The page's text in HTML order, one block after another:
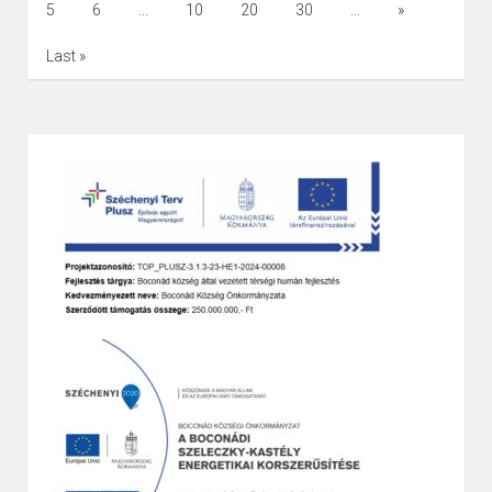
Helyszín: Szent Gellért Katolikus Általános Iskola és Óvoda
A rendezvény a TOP_PLUSZ_3.1.3-23-HE1-2024-000008
azonosítószámú a „Boconád község által vezetett
térségi humán fejlesztés” projekt által valósul meg.
Page1/1 Zoom100%
5 6 10 20 30 »
Last »